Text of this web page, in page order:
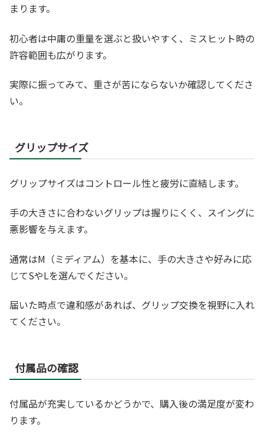
まります。
初心者は中庸の重量を選ぶと扱いやすく、ミスヒット時の
許容範囲も広がります。
実際に振ってみて、重さが苦にならないか確認してくださ
い。
グリップサイズ
グリップサイズはコントロール性と疲労に直結します。
手の大きさに合わないグリップは握りにくく、スイングに
悪影響を与えます。
通常はM（ミディアム）を基本に、手の大きさや好みに応
じてSやLを選んでください。
届いた時点で違和感があれば、グリップ交換を視野に入れ
てください。
付属品の確認
付属品が充実しているかどうかで、購入後の満足度が変わ
ります。